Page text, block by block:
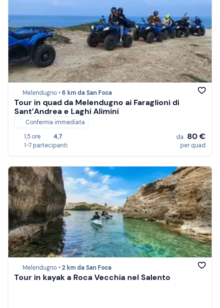
Melendugno •6 km da San Foca
Tour in quad da Melendugno ai Faraglioni di
Sant’Andrea e Laghi Alimini
Conferma immediata
1,5 ore
4,7
1-7 partecipanti
da 80 €
per quad
Melendugno •2 km da San Foca
Tour in kayak a Roca Vecchia nel Salento